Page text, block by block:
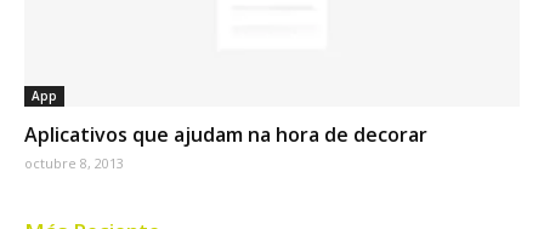
App
Aplicativos que ajudam na hora de decorar
octubre 8, 2013